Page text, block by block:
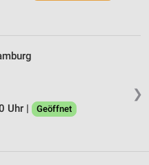
❯
Uhr |
Geöffnet